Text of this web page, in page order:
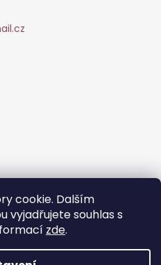
cookie. Dalším
vyjadřujete souhlas s
zde.
údajů